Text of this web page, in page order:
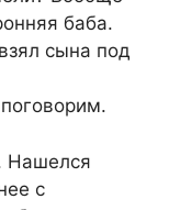
баба.
сына под
Нашелся
с